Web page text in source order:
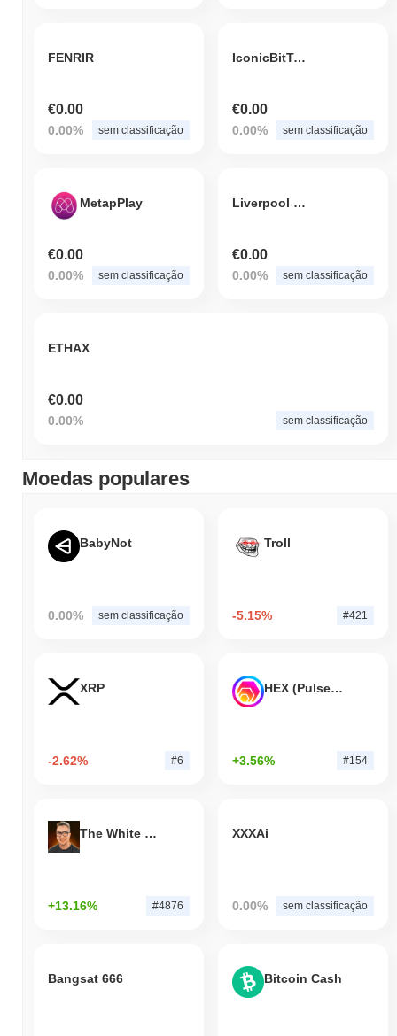
FENRIR
€0.00
0.00% sem classificação
IconicBitToken
€0.00
0.00% sem classificação
MetapPlay
€0.00
0.00% sem classificação
Liverpool Fan Token
€0.00
0.00% sem classificação
ETHAX
€0.00
0.00% sem classificação
Moedas populares
BabyNot
0.00% sem classificação
Troll
-5.15% #421
XRP
-2.62% #6
HEX (Pulsechain)
+3.56% #154
The White Bull
+13.16% #4876
XXXAi
0.00% sem classificação
Bangsat 666 Bitcoin Cash